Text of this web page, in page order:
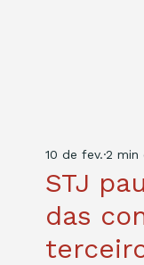
STJ
das
10 de fev. 2 min